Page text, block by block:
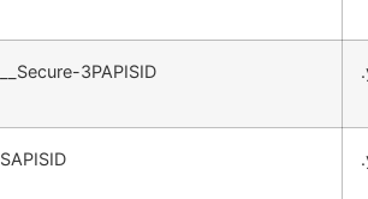
__Secure-3PAPISID
SAPISID